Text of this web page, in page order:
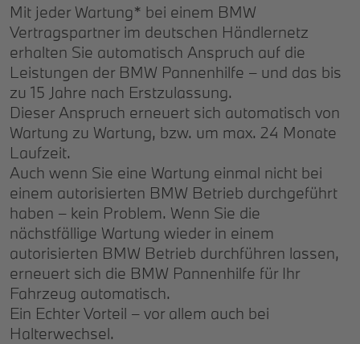
Mit jeder Wartung* bei einem BMW
Vertragspartner im deutschen Händlernetz
erhalten Sie automatisch Anspruch auf die
Leistungen der BMW Pannenhilfe – und das bis
zu 15 Jahre nach Erstzulassung.
Dieser Anspruch erneuert sich automatisch von
Wartung zu Wartung, bzw. um max. 24 Monate
Laufzeit.
Auch wenn Sie eine Wartung einmal nicht bei
einem autorisierten BMW Betrieb durchgeführt
haben – kein Problem. Wenn Sie die
nächstfällige Wartung wieder in einem
autorisierten BMW Betrieb durchführen lassen,
erneuert sich die BMW Pannenhilfe für Ihr
Fahrzeug automatisch.
Ein Echter Vorteil – vor allem auch bei
Halterwechsel.